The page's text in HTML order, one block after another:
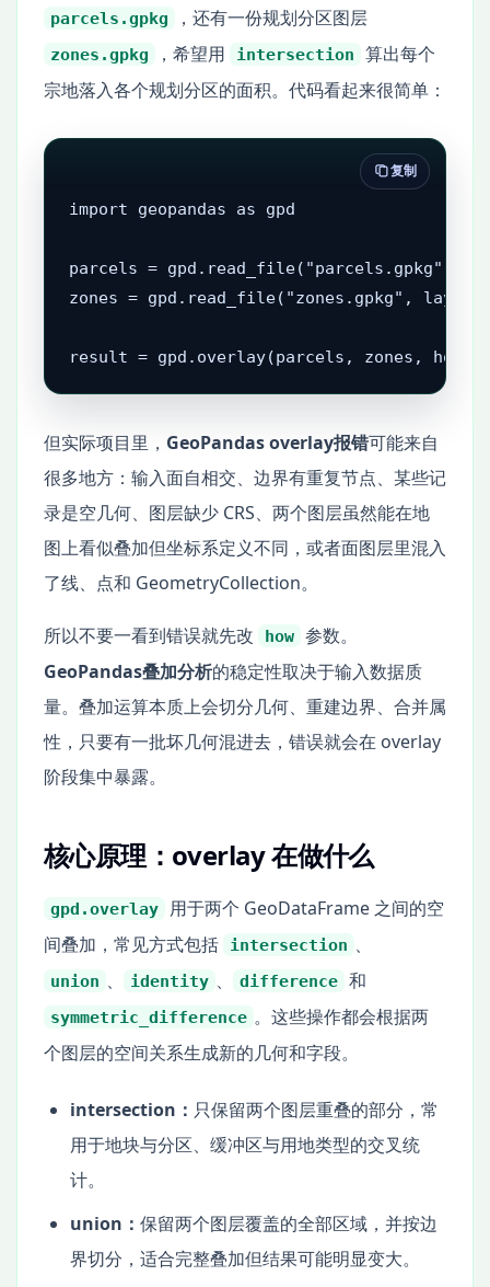
parcels.gpkg ，还有一份规划分区图层
zones.gpkg ，希望用 intersection
算出每个
宗地落入各个规划分区的面积。代码看起来很简单：
import geopandas as gpd
parcels = gpd.read_file("parcels.gpkg",
zones = gpd.read_file("zones.gpkg",
result = gpd.overlay(parcels, zones,
复制
但实际项目里， GeoPandas overlay报错可能来自
很多地方：输入面自相交、边界有重复节点、某些记
录是空几何、图层缺少 CRS、两个图层虽然能在地
图上看似叠加但坐标系定义不同，或者面图层里混入
了线、点和 GeometryCollection。
所以不要一看到错误就先改 how 参数。
GeoPandas叠加分析的稳定性取决于输入数据质
量。叠加运算本质上会切分几何、重建边界、合并属
性，只要有一批坏几何混进去，错误就会在 overlay
阶段集中暴露。
核心原理：overlay 在做什么
gpd.overlay
用于两个 GeoDataFrame 之间的空
间叠加，常见方式包括
intersection 、
union 、 identity 、 difference 和
symmetric_difference 。这些操作都会根据两
个图层的空间关系生成新的几何和字段。
intersection： 只保留两个图层重叠的部分，常
用于地块与分区、缓冲区与用地类型的交叉统
计。
union： 保留两个图层覆盖的全部区域，并按边
界切分，适合完整叠加但结果可能明显变大。